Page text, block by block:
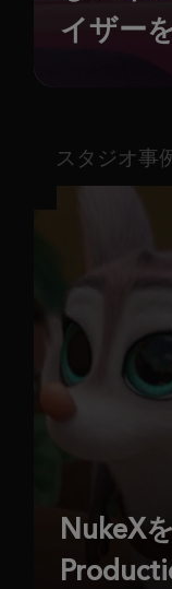
イザー
スタジオ事
NukeX